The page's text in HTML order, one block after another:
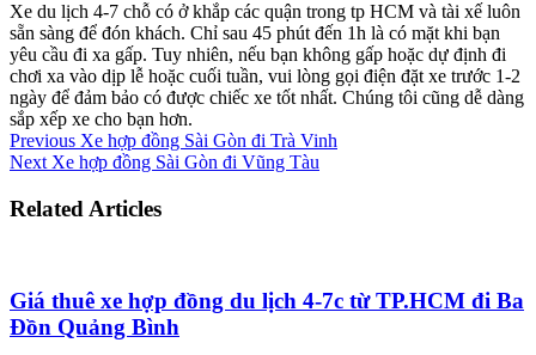
Xe du lịch 4-7 chỗ có ở khắp các quận trong tp HCM và tài xế luôn
sẵn sàng để đón khách. Chỉ sau 45 phút đến 1h là có mặt khi bạn
yêu cầu đi xa gấp. Tuy nhiên, nếu bạn không gấp hoặc dự định đi
chơi xa vào dịp lễ hoặc cuối tuần, vui lòng gọi điện đặt xe trước 1-2
ngày để đảm bảo có được chiếc xe tốt nhất. Chúng tôi cũng dễ dàng
sắp xếp xe cho bạn hơn.
Previous Xe hợp đồng Sài Gòn đi Trà Vinh
Next Xe hợp đồng Sài Gòn đi Vũng Tàu
Related Articles
Giá thuê xe hợp đồng du lịch 4-7c từ TP.HCM đi Ba
Đồn Quảng Bình